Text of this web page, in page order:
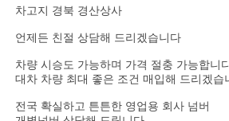
차고지 경북 경산상사
언제든 친절 상담해 드리겠습니다
차량 시승도 가능하며 가격 절충 가능합니
대차 차량 최대 좋은 조건 매입해 드리겠습
전국 확실하고 튼튼한 영업용 회사 넘버